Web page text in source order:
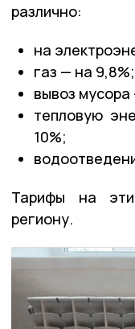
различно:
на
газ — на 9,8%;
вывоз мусора
тепловую
10%;
Тарифы на
региону.